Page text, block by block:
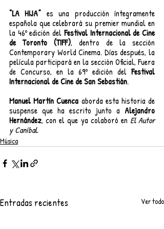
“LA HIJA” es una producción íntegramente
española que celebrará su premier mundial en
la 46º edición del Festival Internacional de Cine
de Toronto (TIFF), dentro de la sección
Contemporary World Cinema. Días después, la
película participará en la sección Oficial, Fuera
de Concurso, en la 69º edición del Festival
Internacional de Cine de San Sebastián.
Manuel Martín Cuenca aborda esta historia de
suspense que ha escrito junto a Alejandro
Hernández, con el que ya colaboró en El Autor
y Caníbal.
Música
Entradas recientes Ver todo